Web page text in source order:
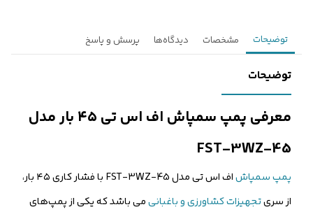
توضیحات مشخصات دیدگاه‌ها پرسش و پاسخ
توضیحات
معرفی پمپ سمپاش اف اس تی ۴۵ بار مدل
FST-3WZ-45
پمپ سمپاش
اف اس تی مدل FST-3WZ-45 با فشار کاری ۴۵ بار،
از سریتجهیزات کشاورزی و باغبانیمی باشد که یکی از پمپ‌های